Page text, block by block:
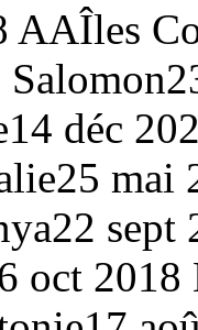
AAÎles
Salomon
14 déc
25 mai
22 sept
oct 2018